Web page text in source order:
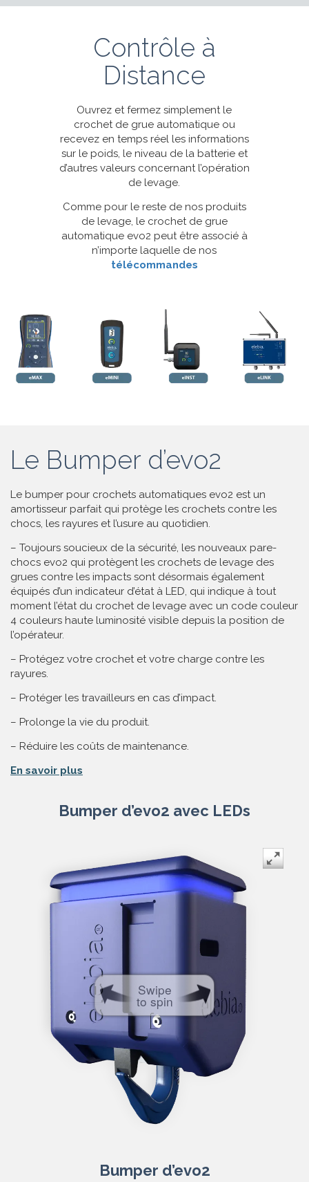
Contrôle à
Distance
Ouvrez et fermez simplement le
crochet de grue automatique ou
recevez en temps réel les informations
sur le poids, le niveau de la batterie et
d’autres valeurs concernant l’opération
de levage.
Comme pour le reste de nos produits
de levage, le crochet de grue
automatique evo2 peut être associé à
n’importe laquelle de nos
télécommandes
Le Bumper d’evo2
Le bumper pour crochets automatiques evo2 est un
amortisseur parfait qui protège les crochets contre les
chocs, les rayures et l’usure au quotidien.
– Toujours soucieux de la sécurité, les nouveaux pare-
chocs evo2 qui protègent les crochets de levage des
grues contre les impacts sont désormais également
équipés d’un indicateur d’état à LED, qui indique à tout
moment l’état du crochet de levage avec un code couleur
4 couleurs haute luminosité visible depuis la position de
l’opérateur.
– Protégez votre crochet et votre charge contre les
rayures.
– Protéger les travailleurs en cas d’impact.
– Prolonge la vie du produit.
– Réduire les coûts de maintenance.
En savoir plus
Bumper d’evo2 avec LEDs
Swipe
to spin
Bumper d’evo2